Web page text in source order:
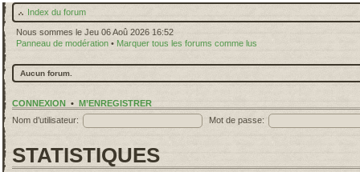
Index du forum
Nous sommes le Jeu 06 Aoû 2026 16:52
Panneau de modération • Marquer tous les forums comme lus
Aucun forum.
CONNEXION • M’ENREGISTRER
Nom d’utilisateur:
Mot de passe:
STATISTIQUES